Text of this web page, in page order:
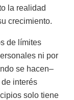
la realidad
crecimiento.
de límites
ni por
se hacen–
interés
solo tiene